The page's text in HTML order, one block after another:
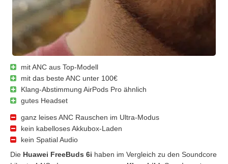
mit ANC aus Top-Modell
mit das beste ANC unter 100€
Klang-Abstimmung AirPods Pro ähnlich
gutes Headset
ganz leises ANC Rauschen im Ultra-Modus
kein kabelloses Akkubox-Laden
kein Spatial Audio
Die Huawei FreeBuds 6i haben im Vergleich zu den Soundcore